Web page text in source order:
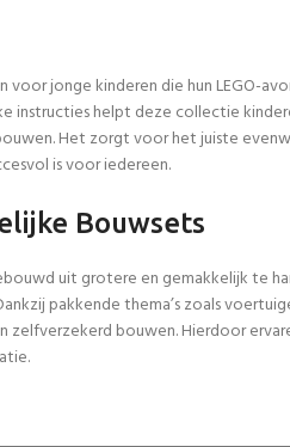
voor jonge kinderen die hun LEGO-
instructies helpt deze collectie
Het zorgt voor het juiste
is voor iedereen.
Bouwsets
uit grotere en gemakkelijk te
pakkende thema’s zoals
zelfverzekerd bouwen. Hierdoor